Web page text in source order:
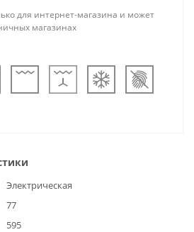
для интернет-магазина и может
магазинах
Электрическая
77
595